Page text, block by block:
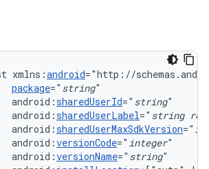
xmlns:android
package=" string
android:sharedUserId=" string
android:sharedUserLabel=" string
android:sharedUserMaxSdkVersion="
android:versionCode=" integer
android:versionName=" string